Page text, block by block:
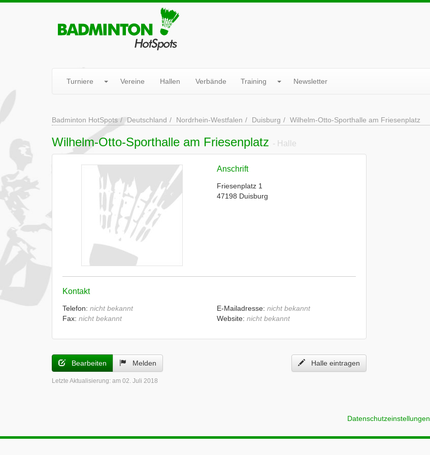
Turniere Vereine Hallen Verbände Training Newsletter
Badminton HotSpots Deutschland Nordrhein-Westfalen Duisburg Wilhelm-Otto-Sporthalle am Friesenplatz
Wilhelm-Otto-Sporthalle am Friesenplatz - Halle
Anschrift
Friesenplatz 1
47198 Duisburg
Kontakt
Telefon: nicht bekannt
Fax: nicht bekannt
E-Mailadresse: nicht bekannt
Website: nicht bekannt
Bearbeiten Melden Halle eintragen
Letzte Aktualisierung: am 02. Juli 2018
Datenschutzeinstellungen